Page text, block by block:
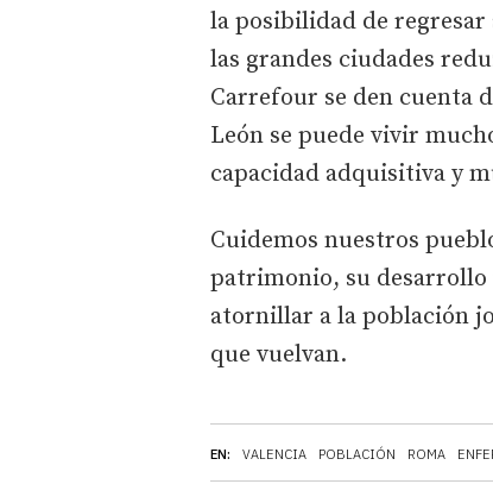
EN: VALENCIA POBLACIÓN ROMA
la posibilidad de regresar
las grandes ciudades
Carrefour se den cuenta
León se puede vivir
capacidad adquisitiva y
Cuidemos nuestros
patrimonio, su desarrollo
atornillar a la población
que vuelvan.